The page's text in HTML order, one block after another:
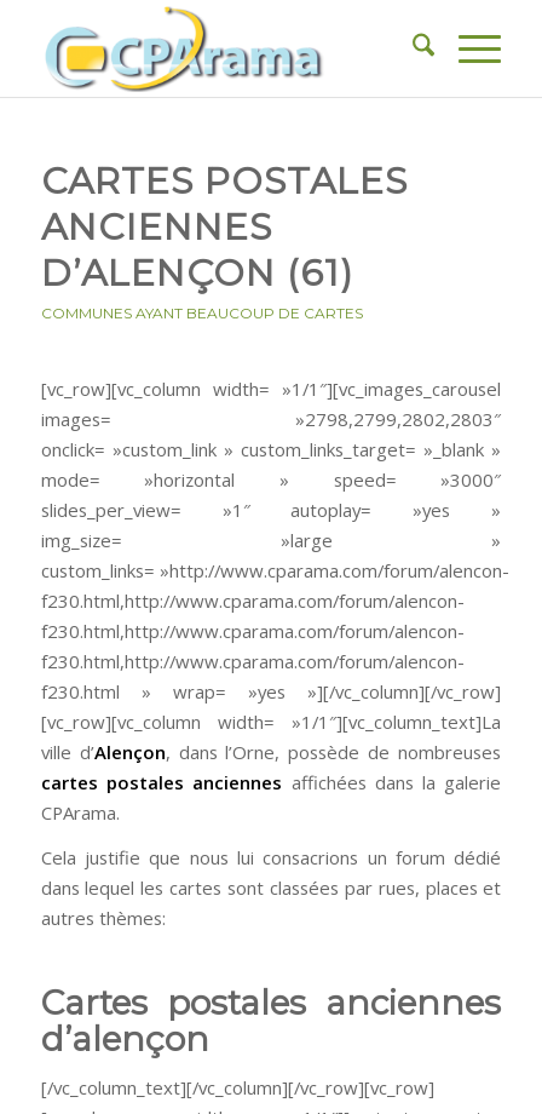
CARTES POSTALES
ANCIENNES
D’ALENÇON (61)
COMMUNES AYANT BEAUCOUP DE CARTES
[vc_row][vc_column width= »1/1″][vc_images_carousel
images= »2798,2799,2802,2803″
onclick= »custom_link » custom_links_target= »_blank »
mode= »horizontal » speed= »3000″
slides_per_view= »1″ autoplay= »yes »
img_size= »large »
custom_links= »http://www.cparama.com/forum/alencon-
f230.html,http://www.cparama.com/forum/alencon-
f230.html,http://www.cparama.com/forum/alencon-
f230.html,http://www.cparama.com/forum/alencon-
f230.html » wrap= »yes »][/vc_column][/vc_row]
[vc_row][vc_column width= »1/1″][vc_column_text]La
ville d’Alençon, dans l’Orne, possède de nombreuses
cartes postales anciennes affichées dans la galerie
CPArama.
Cela justifie que nous lui consacrions un forum dédié
dans lequel les cartes sont classées par rues, places et
autres thèmes:
Cartes postales anciennes
d’alençon
[/vc_column_text][/vc_column][/vc_row][vc_row]